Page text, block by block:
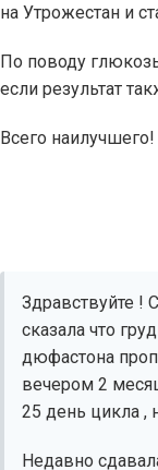
на Утрожестан и
По поводу
если результат
Всего наилучшего!
Здравствуйте !
сказала что
дюфастона
вечером 2
25 день цикла ,
Недавно